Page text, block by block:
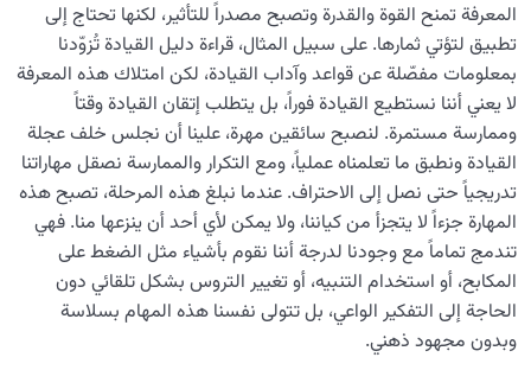
المعرفة تمنح القوة والقدرة وتصبح مصدراً للتأثير، لكنها تحتاج إلى
تطبيق لتؤتي ثمارها. على سبيل المثال، قراءة دليل القيادة تُزوّدنا
بمعلومات مفصّلة عن قواعد وآداب القيادة، لكن امتلاك هذه المعرفة
لا يعني أننا نستطيع القيادة فوراً، بل يتطلب إتقان القيادة وقتاً
وممارسة مستمرة. لنصبح سائقين مهرة، علينا أن نجلس خلف عجلة
القيادة ونطبق ما تعلمناه عملياً، ومع التكرار والممارسة نصقل مهاراتنا
تدريجياً حتى نصل إلى الاحتراف. عندما نبلغ هذه المرحلة، تصبح هذه
المهارة جزءاً لا يتجزأ من كياننا، ولا يمكن لأي أحد أن ينزعها منا. فهي
تندمج تماماً مع وجودنا لدرجة أننا نقوم بأشياء مثل الضغط على
المكابح، أو استخدام التنبيه، أو تغيير التروس بشكل تلقائي دون
الحاجة إلى التفكير الواعي، بل تتولى نفسنا هذه المهام بسلاسة
وبدون مجهود ذهني.